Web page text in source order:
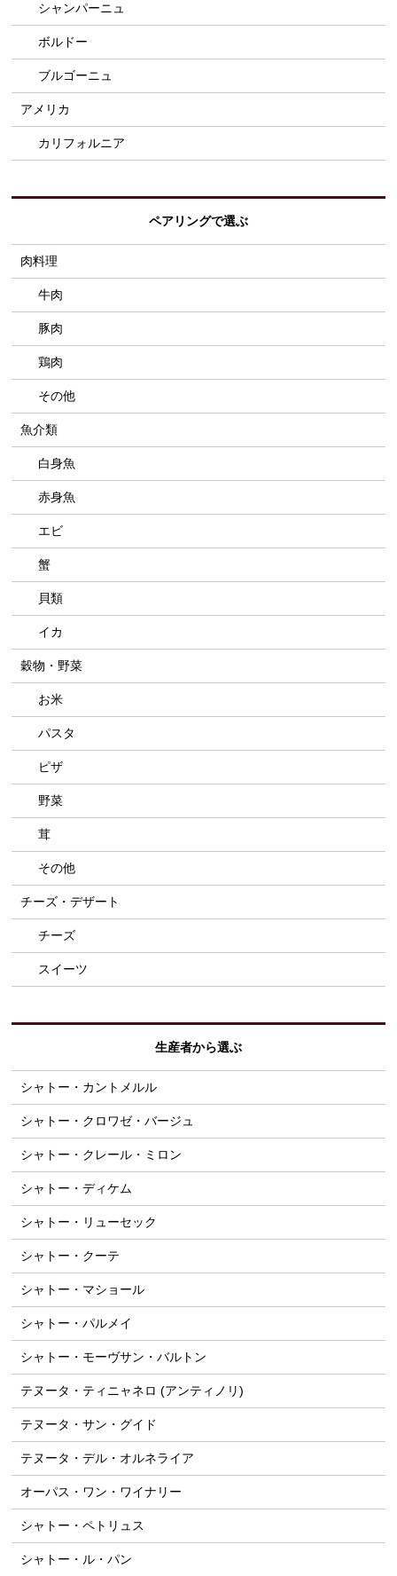
シャンパーニュ
ボルドー
ブルゴーニュ
アメリカ
カリフォルニア
ペアリングで選ぶ
肉料理
牛肉
豚肉
鶏肉
その他
魚介類
白身魚
赤身魚
エビ
蟹
貝類
イカ
穀物・野菜
お米
パスタ
ピザ
野菜
茸
その他
チーズ・デザート
チーズ
スイーツ
生産者から選ぶ
シャトー・カントメルル
シャトー・クロワゼ・バージュ
シャトー・クレール・ミロン
シャトー・ディケム
シャトー・リューセック
シャトー・クーテ
シャトー・マショール
シャトー・パルメイ
シャトー・モーヴサン・バルトン
テヌータ・ティニャネロ (アンティノリ)
テヌータ・サン・グイド
テヌータ・デル・オルネライア
オーパス・ワン・ワイナリー
シャトー・ペトリュス
シャトー・ル・パン